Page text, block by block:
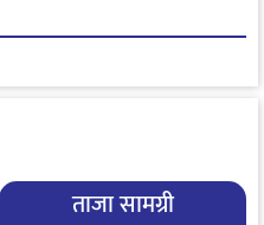
ताजा सामग्री